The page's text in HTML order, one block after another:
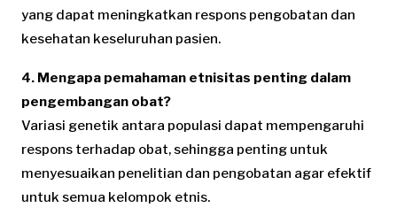
yang dapat meningkatkan respons pengobatan dan
kesehatan keseluruhan pasien.
4. Mengapa pemahaman etnisitas penting dalam
pengembangan obat?
Variasi genetik antara populasi dapat mempengaruhi
respons terhadap obat, sehingga penting untuk
menyesuaikan penelitian dan pengobatan agar efektif
untuk semua kelompok etnis.